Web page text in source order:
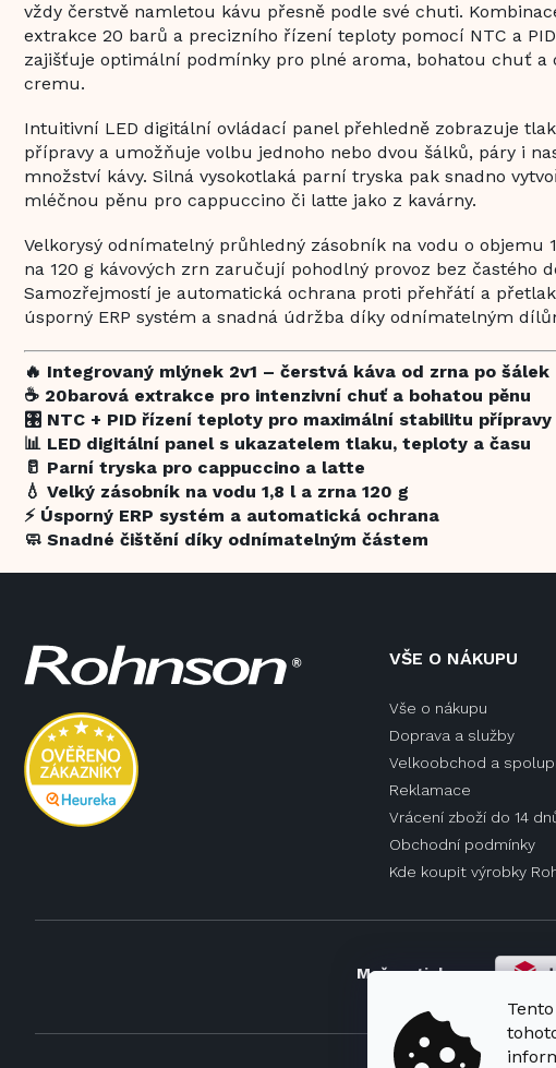
vždy čerstvě namletou kávu přesně podle své chuti.
extrakce 20 barů a precizního řízení teploty pomocí NTC a
zajišťuje optimální podmínky pro plné aroma, bohatou chuť a
cremu.
Intuitivní LED digitální ovládací panel přehledně zobrazuje
přípravy a umožňuje volbu jednoho nebo dvou šálků, páry i
množství kávy. Silná vysokotlaká parní tryska pak snadno
mléčnou pěnu pro cappuccino či latte jako z kavárny.
Velkorysý odnímatelný průhledný zásobník na vodu o objemu
na 120 g kávových zrn zaručují pohodlný provoz bez častého
Samozřejmostí je automatická ochrana proti přehřátí a
úsporný ERP systém a snadná údržba díky odnímatelným
🔥 Integrovaný mlýnek 2v1 – čerstvá káva od zrna po šálek
☕ 20barová extrakce pro intenzivní chuť a bohatou pěnu
🎛 NTC + PID řízení teploty pro maximální stabilitu přípravy
📊 LED digitální panel s ukazatelem tlaku, teploty a času
🥛 Parní tryska pro cappuccino a latte
💧 Velký zásobník na vodu 1,8 l a zrna 120 g
⚡ Úsporný ERP systém a automatická ochrana
🧼 Snadné čištění díky odnímatelným částem
VŠE O NÁKUPU
Vše o nákupu
Doprava a služby
Velkoobchod a
Reklamace
Vrácení zboží do 14
Obchodní podmínky
Kde koupit výrobky
Možnosti dopravy